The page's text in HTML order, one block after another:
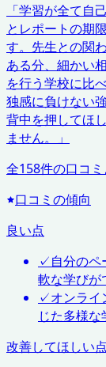
「学習が全て自
とレポートの期
す。先生との関
ある分、細かい
を行う学校に比
独感に負けない
背中を押してほ
ません。
」
全158件の口コミ
口コミの傾向
良い点
✓自分の
軟な学びが
✓オンライ
じた多様な
改善してほしい点